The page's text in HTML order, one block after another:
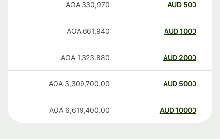
500
AUD
330,970
AOA
1000
AUD
661,940
AOA
2000
AUD
1,323,880
AOA
5000
AUD
3,309,700.00
AOA
10000
AUD
6,619,400.00
AOA